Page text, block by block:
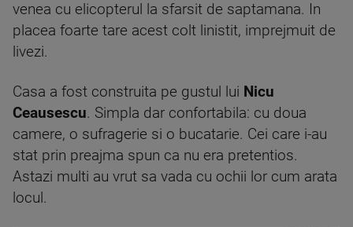
venea cu elicopterul la sfarsit de saptamana. In
placea foarte tare acest colt linistit, imprejmuit de
livezi.
Casa a fost construita pe gustul lui Nicu
Ceausescu. Simpla dar confortabila: cu doua
camere, o sufragerie si o bucatarie. Cei care i-au
stat prin preajma spun ca nu era pretentios.
Astazi multi au vrut sa vada cu ochii lor cum arata
locul.